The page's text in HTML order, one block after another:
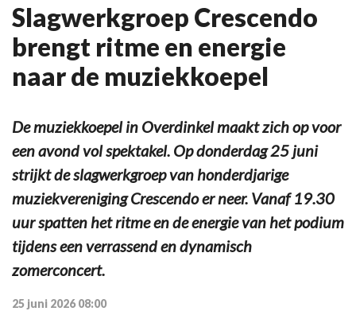
Slagwerkgroep Crescendo
brengt ritme en energie
naar de muziekkoepel
De muziekkoepel in Overdinkel maakt zich op voor
een avond vol spektakel. Op donderdag 25 juni
strijkt de slagwerkgroep van honderdjarige
muziekvereniging Crescendo er neer. Vanaf 19.30
uur spatten het ritme en de energie van het podium
tijdens een verrassend en dynamisch
zomerconcert.
25 juni 2026 08:00